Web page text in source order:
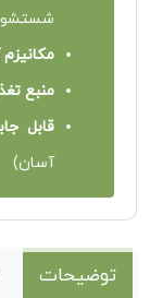
شستشو
مکانیزم
منبع
قابل
آسان)
توضیحات